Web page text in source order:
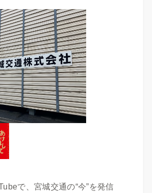
で、宮城交通の“今”を発信